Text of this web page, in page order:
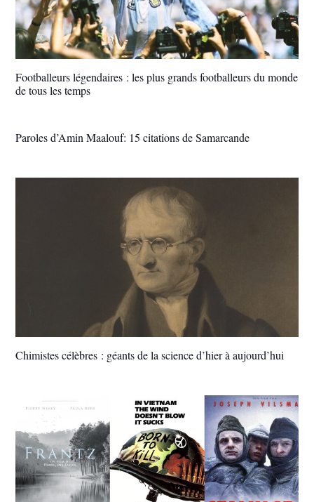
Footballeurs légendaires : les plus grands footballeurs du monde
de tous les temps
Paroles d’Amin Maalouf: 15 citations de Samarcande
Chimistes célèbres : géants de la science d’hier à aujourd’hui